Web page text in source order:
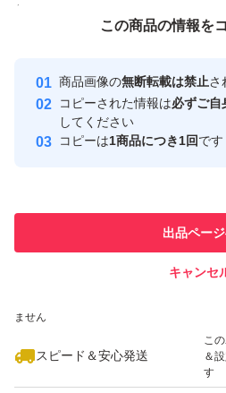
付与しています
安心取引出品者
心・
取引実績
引
での
ません
スピード＆安心発送
こ
＆
す
この商品の情報を
商品画像の無断転載は禁止さ
コピーされた情報は必ずご自
してください
コピーは1商品につき1回です
出品ペー
キャンセ
この商品をみている人にオススメ